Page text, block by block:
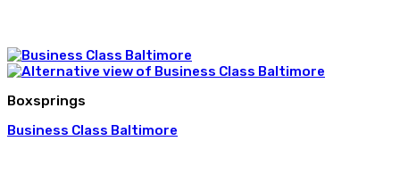
Boxsprings
Business Class Baltimore